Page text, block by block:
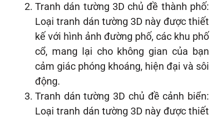
Tranh dán tường 3D chủ đề thành phố:
Loại tranh dán tường 3D này được thiết
kế với hình ảnh đường phố, các khu phố
cổ, mang lại cho không gian của bạn
cảm giác phóng khoáng, hiện đại và sôi
động.
Tranh dán tường 3D chủ đề cảnh biển:
Loại tranh dán tường 3D này được thiết